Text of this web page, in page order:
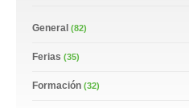
General (82)
Ferias (35)
Formación (32)